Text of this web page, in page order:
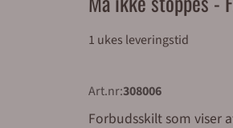
1 ukes leveringstid
Art.nr:308006
Forbudsskilt som viser at